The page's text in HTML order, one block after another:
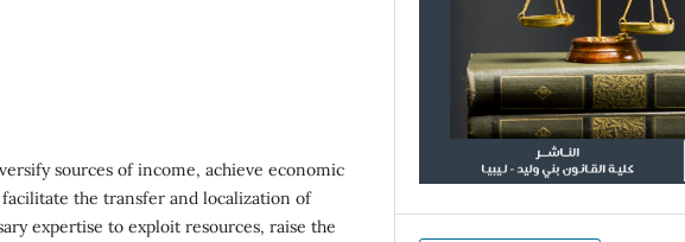
sources of income, achieve economic
the transfer and localization of
expertise to exploit resources, raise the